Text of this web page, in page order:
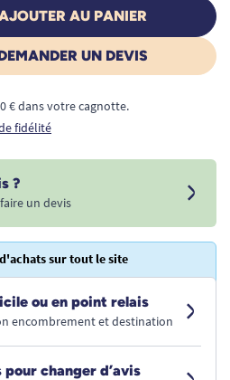
AU PANIER
UN DEVIS
€ dans votre cagnotte.
fidélité
?
un devis
sur tout le site
ou en point relais
encombrement et destination
pour changer d’avis